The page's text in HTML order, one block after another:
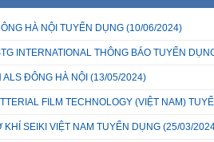
HÀ NỘI TUYỂN DỤNG (10/06/2024)
INTERNATIONAL THÔNG BÁO TUYỂN
ĐÔNG HÀ NỘI (13/05/2024)
FILM TECHNOLOGY (VIỆT NAM)
KHÍ SEIKI VIỆT NAM TUYỂN DỤNG (25/03/